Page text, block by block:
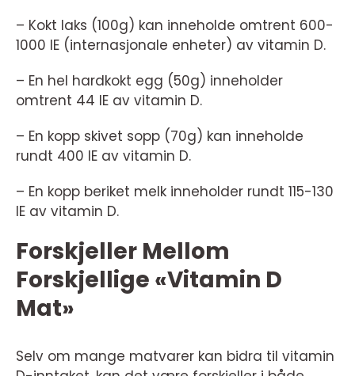
– Kokt laks (100g) kan inneholde omtrent 600-
1000 IE (internasjonale enheter) av vitamin D.
– En hel hardkokt egg (50g) inneholder
omtrent 44 IE av vitamin D.
– En kopp skivet sopp (70g) kan inneholde
rundt 400 IE av vitamin D.
– En kopp beriket melk inneholder rundt 115-130
IE av vitamin D.
Forskjeller Mellom
Forskjellige «Vitamin D
Mat»
Selv om mange matvarer kan bidra til vitamin